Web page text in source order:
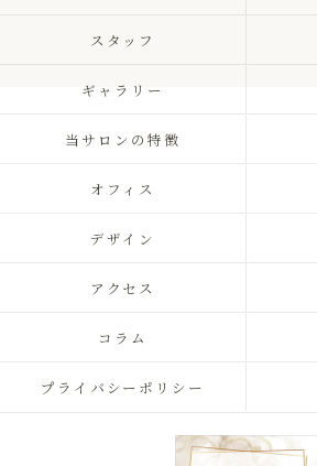
スタッフ
ギャラリー
当サロンの特徴
オフィス
デザイン
アクセス
コラム
プライバシーポリシー